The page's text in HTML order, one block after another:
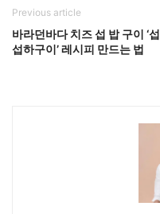
Previous article
바라던바다 치즈 섭 밥 구이 ‘섭
섭하구이’ 레시피 만드는 법